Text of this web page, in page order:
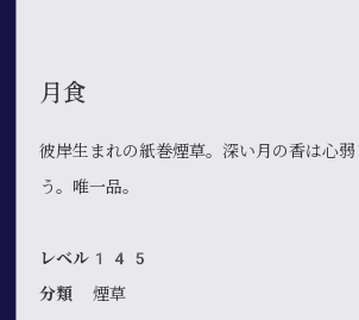
月食
彼岸生まれの紙巻煙草。深い月の香は心
う。唯一品。
レベル145
分類 煙草